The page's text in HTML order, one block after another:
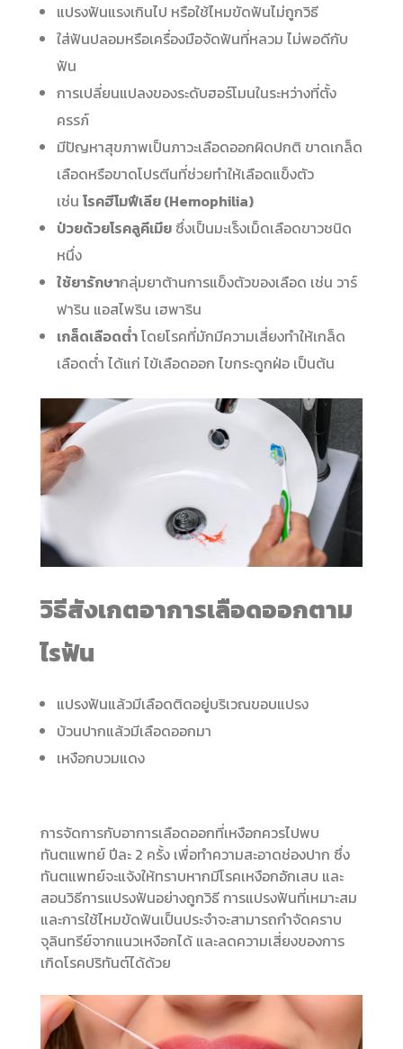
แปรงฟันแรงเกินไป หรือใช้ไหมขัดฟันไม่ถูกวิธี
ใส่ฟันปลอมหรือเครื่องมือจัดฟันที่หลวม ไม่พอดีกับ
ฟัน
การเปลี่ยนแปลงของระดับฮอร์โมนในระหว่างที่ตั้ง
ครรภ์
มีปัญหาสุขภาพเป็นภาวะเลือดออกผิดปกติ ขาดเกล็ด
เลือดหรือขาดโปรตีนที่ช่วยทำให้เลือดแข็งตัว
เช่น โรคฮีโมฟีเลีย (Hemophilia)
ป่วยด้วยโรคลูคีเมียซึ่งเป็นมะเร็งเม็ดเลือดขาวชนิด
หนึ่ง
ใช้ยารักษากลุ่มยาต้านการแข็งตัวของเลือด เช่น วาร์
ฟาริน แอสไพริน เฮพาริน
เกล็ดเลือดต่ำโดยโรคที่มักมีความเสี่ยงทำให้เกล็ด
เลือดต่ำ ได้แก่ ไข้เลือดออก ไขกระดูกฝ่อ เป็นต้น
วิธีสังเกตอาการเลือดออกตาม
ไรฟัน
แปรงฟันแล้วมีเลือดติดอยู่บริเวณขอบแปรง
บ้วนปากแล้วมีเลือดออกมา
เหงือกบวมแดง
การจัดการกับอาการเลือดออกที่เหงือกควรไปพบ
ทันตแพทย์ ปีละ 2 ครั้ง เพื่อทำความสะอาดช่องปาก ซึ่ง
ทันตแพทย์จะแจ้งให้ทราบหากมีโรคเหงือกอักเสบ และ
สอนวิธีการแปรงฟันอย่างถูกวิธี การแปรงฟันที่เหมาะสม
และการใช้ไหมขัดฟันเป็นประจำจะสามารถกำจัดคราบ
จุลินทรีย์จากแนวเหงือกได้ และลดความเสี่ยงของการ
เกิดโรคปริทันต์ได้ด้วย